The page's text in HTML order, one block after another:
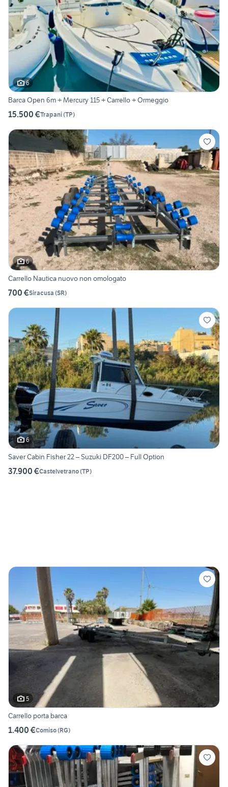
6
Barca Open 6m + Mercury 115 + Carrello + Ormeggio
15.500 €Trapani(TP)
6
Carrello Nautica nuovo non omologato
700 €Siracusa (SR)
6
Saver Cabin Fisher 22 – Suzuki DF200 – Full Option
37.900 €Castelvetrano(TP)
5
Carrello porta barca
1.400 €Comiso(RG)